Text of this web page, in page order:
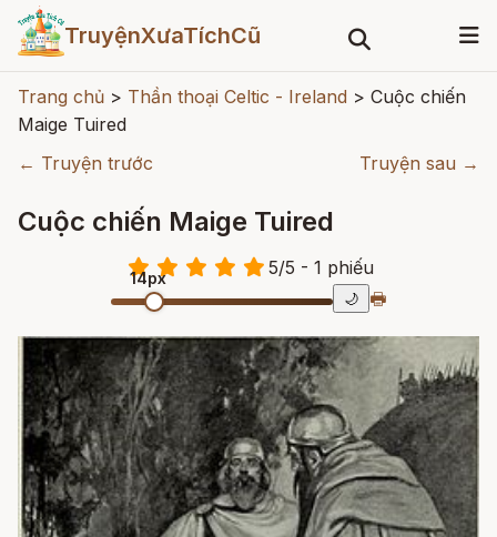
TruyệnXưaTíchCũ
Trang chủ > Thần thoại Celtic - Ireland > Cuộc chiến
Maige Tuired
← Truyện trước
Truyện sau →
Cuộc chiến Maige Tuired
5/5 - 1 phiếu
14px
🌙 🖶